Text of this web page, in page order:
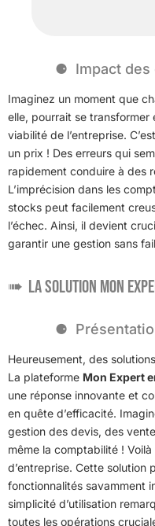
Impact
Imaginez un moment que
elle, pourrait se transformer
viabilité de l’entreprise.
un prix ! Des erreurs qui
rapidement conduire à des
L’imprécision dans les
stocks peut facilement
l’échec. Ainsi, il devient
garantir une gestion sans
La Solution Mon
Heureusement, des
La plateforme Mon Expert
une réponse innovante et
en quête d’efficacité.
gestion des devis, des
même la comptabilité !
d’entreprise. Cette solution
fonctionnalités savamment
simplicité d’utilisation
toutes les opérations